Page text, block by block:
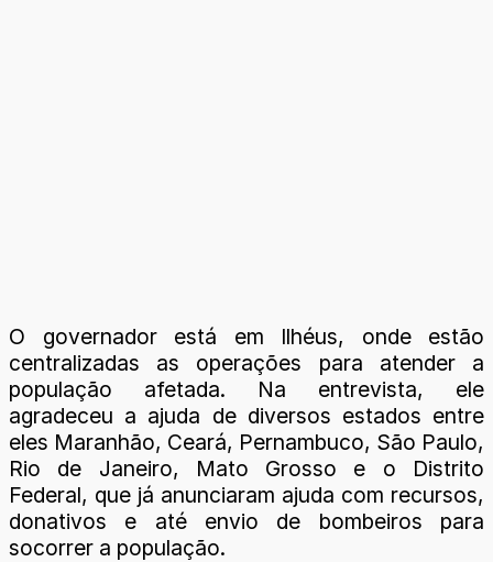
O governador está em Ilhéus, onde estão
centralizadas as operações para atender a
população afetada. Na entrevista, ele
agradeceu a ajuda de diversos estados entre
eles Maranhão, Ceará, Pernambuco, São Paulo,
Rio de Janeiro, Mato Grosso e o Distrito
Federal, que já anunciaram ajuda com recursos,
donativos e até envio de bombeiros para
socorrer a população.